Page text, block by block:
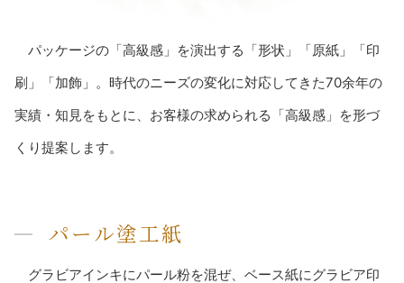
パッケージの「高級感」を演出する「形状」「原紙」「印
刷」「加飾」。時代のニーズの変化に対応してきた70余年の
実績・知見をもとに、お客様の求められる「高級感」を形づ
くり提案します。
パール塗工紙
グラビアインキにパール粉を混ぜ、ベース紙にグラビア印